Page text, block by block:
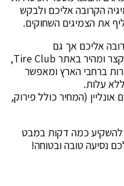
הקרובה אליכם ולבקש
את הצמיגים השחוקים.
אליכם אך גם
המשתלמת ביותר, נמליץ על חיפוש קצר ומהיר באתר Tire Club,
ברחבי הארץ ומאפשר
עלות.
(המחיר כולל פירוק,
כמה דקות במבט
נסיעה טובה ובטוחה!